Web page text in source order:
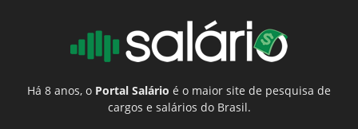
Há 8 anos, o Portal Salário é o maior site de pesquisa de
cargos e salários do Brasil.